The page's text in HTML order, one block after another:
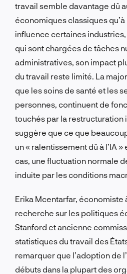
travail semble davantage dû
économiques classiques qu’à
influence certaines
qui sont chargées de tâches
administratives, son impact
du travail reste limité. La
que les soins de santé et les
personnes, continuent de
touchés par la restructuration
suggère que ce que
un « ralentissement dû à l’IA
cas, une fluctuation normale
induite par les conditions
Erika Mcentarfar, économiste
recherche sur les politiques
Stanford et ancienne
statistiques du travail des
remarquer que l’adoption de
débuts dans la plupart des